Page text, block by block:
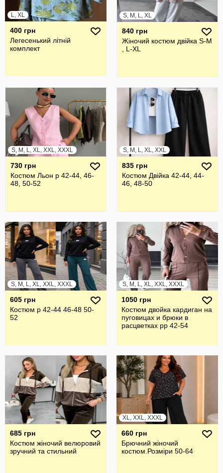
L, XL
400 грн
Легесенький літній
комплект
S, M, L, XL
840 грн
Жіночий костюм двійка S-M
, L-XL
S, M, L, XL, XXL, XXXL
730 грн
Костюм Льон р 42-44, 46-
48, 50-52
S, M, L, XL, XXL
835 грн
Костюм Двійка 42-44, 44-
46, 48-50
S, M, L, XL, XXL, XXXL
605 грн
Костюм р 42-44 46-48 50-
52
S, M, L, XL, XXL, XXXL
1050 грн
Костюм двойка кардиган на
пуговицах и брюки в
расцветках рр 42-54
685 грн
Костюм жіночий велюровий
зручний та стильний
XL, XXL, XXXL
660 грн
Брючний жiночий
костюм.Розмiри 50-64